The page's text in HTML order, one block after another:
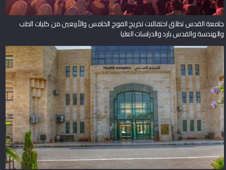
جامعة القدس تطلق احتفالات تخريج الفوج الخامس والأربعين من كليات الطب
والهندسة والقدس بارد والدراسات العليا